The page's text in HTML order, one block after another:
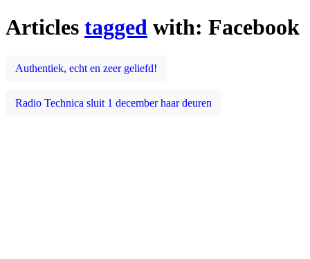
Articles tagged with: Facebook
Authentiek, echt en zeer geliefd!
Radio Technica sluit 1 december haar deuren